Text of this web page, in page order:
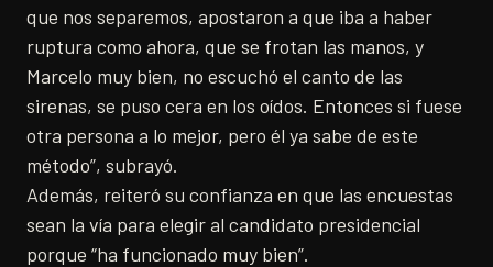
que nos separemos, apostaron a que iba a haber
ruptura como ahora, que se frotan las manos, y
Marcelo muy bien, no escuchó el canto de las
sirenas, se puso cera en los oídos. Entonces si fuese
otra persona a lo mejor, pero él ya sabe de este
método”, subrayó.
Además, reiteró su confianza en que las encuestas
sean la vía para elegir al candidato presidencial
porque “ha funcionado muy bien”.